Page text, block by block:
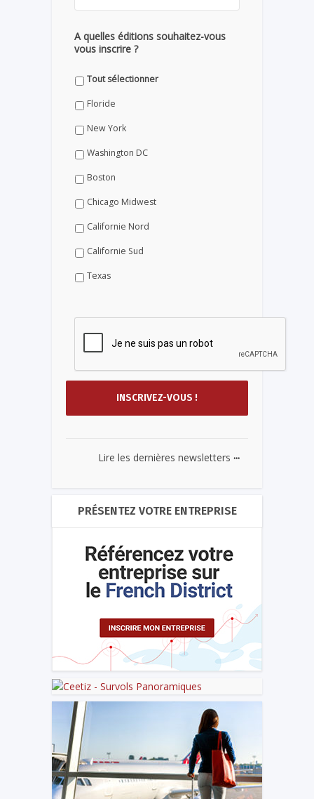
A quelles éditions souhaitez-vous
vous inscrire ?
Tout sélectionner
Floride
New York
Washington DC
Boston
Chicago Midwest
Californie Nord
Californie Sud
Texas
Lire les dernières newsletters ...
PRÉSENTEZ VOTRE ENTREPRISE